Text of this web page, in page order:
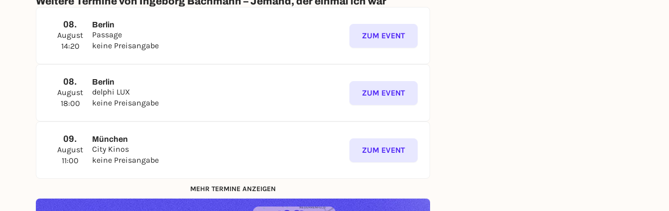
08.
August
14:20
Berlin
Passage
keine Preisangabe
ZUM EVENT
08.
August
18:00
Berlin
delphi LUX
keine Preisangabe
ZUM EVENT
09.
August
11:00
München
City Kinos
keine Preisangabe
ZUM EVENT
MEHR TERMINE ANZEIGEN